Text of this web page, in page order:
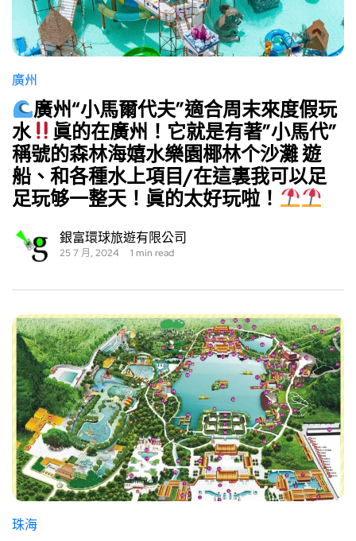
廣州
廣州“小馬爾代夫”適合周末來度假玩
水
眞的在廣州！它就是有著”小馬代”
稱號的森林海嬉水樂園椰林个沙灘 遊
船、和各種水上項目/在這裏我可以足
足玩够一整天！眞的太好玩啦！
銀富環球旅遊有限公司
25 7 月, 2024 1 min read
珠海